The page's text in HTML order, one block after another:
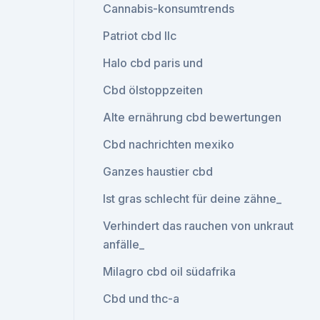
Cannabis-konsumtrends
Patriot cbd llc
Halo cbd paris und
Cbd ölstoppzeiten
Alte ernährung cbd bewertungen
Cbd nachrichten mexiko
Ganzes haustier cbd
Ist gras schlecht für deine zähne_
Verhindert das rauchen von unkraut
anfälle_
Milagro cbd oil südafrika
Cbd und thc-a